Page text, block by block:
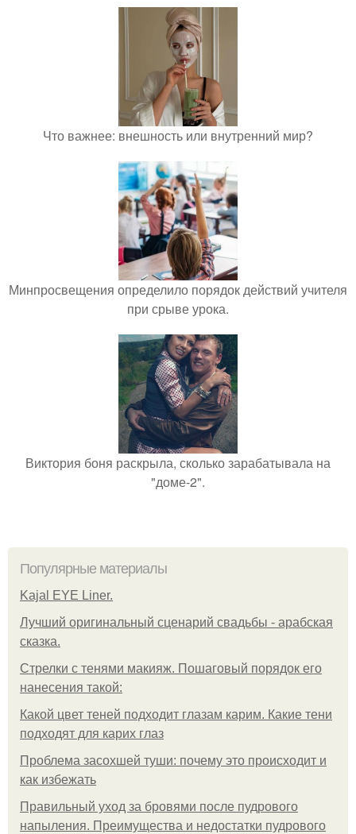
Что важнее: внешность или внутренний мир?
Минпросвещения определило порядок действий учителя
при срыве урока.
Виктория боня раскрыла, сколько зарабатывала на
"доме-2".
Популярные материалы
Kajal EYE Liner.
Лучший оригинальный сценарий свадьбы - арабская
сказка.
Стрелки с тенями макияж. Пошаговый порядок его
нанесения такой:
Какой цвет теней подходит глазам карим. Какие тени
подходят для карих глаз
Проблема засохшей туши: почему это происходит и
как избежать
Правильный уход за бровями после пудрового
напыления. Преимущества и недостатки пудрового